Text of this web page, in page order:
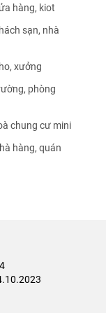
hàng, kiot
sạn, nhà
xưởng
phòng
chung cư mini
hàng, quán